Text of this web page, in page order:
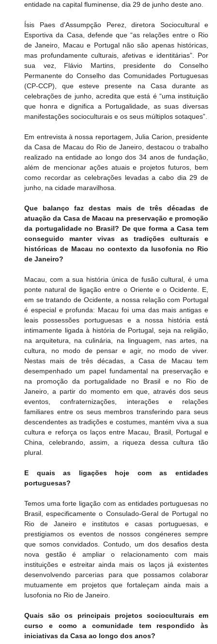
entidade na capital fluminense, dia 29 de junho deste ano.
Ísis Paes d'Assumpção Perez, diretora Sociocultural e
Esportiva da Casa, defende que “as relações entre o Rio
de Janeiro, Macau e Portugal não são apenas históricas,
mas profundamente culturais, afetivas e identitárias”. Por
sua vez, Flávio Martins, presidente do Conselho
Permanente do Conselho das Comunidades Portuguesas
(CP-CCP), que esteve presente na Casa durante as
celebrações de junho, acredita que está é “uma instituição
que honra e dignifica a Portugalidade, as suas diversas
manifestações socioculturais e os seus múltiplos sotaques”.
Em entrevista à nossa reportagem, Julia Carion, presidente
da Casa de Macau do Rio de Janeiro, destacou o trabalho
realizado na entidade ao longo dos 34 anos de fundação,
além de mencionar ações atuais e projetos futuros, bem
como recordar as celebrações levadas a cabo dia 29 de
junho, na cidade maravilhosa.
Que balanço faz destas mais de três décadas de
atuação da Casa de Macau na preservação e promoção
da portugalidade no Brasil? De que forma a Casa tem
conseguido manter vivas as tradições culturais e
históricas de Macau no contexto da lusofonia no Rio
de Janeiro?
Macau, com a sua história única de fusão cultural, é uma
ponte natural de ligação entre o Oriente e o Ocidente. E,
em se tratando de Ocidente, a nossa relação com Portugal
é especial e profunda: Macau foi uma das mais antigas e
leais possessões portuguesas e a nossa história está
intimamente ligada à história de Portugal, seja na religião,
na arquitetura, na culinária, na linguagem, nas artes, na
cultura, no modo de pensar e agir, no modo de viver.
Nestas mais de três décadas, a Casa de Macau tem
desempenhado um papel fundamental na preservação e
na promoção da portugalidade no Brasil e no Rio de
Janeiro, a partir do momento em que, através dos seus
eventos, confraternizações, interações e relações
familiares entre os seus membros transferindo para seus
descendentes as tradições e costumes, mantém viva a sua
cultura e reforça os laços entre Macau, Brasil, Portugal e
China, celebrando, assim, a riqueza dessa cultura tão
plural.
E quais as ligações hoje com as entidades
portuguesas?
Temos uma forte ligação com as entidades portuguesas no
Brasil, especificamente o Consulado-Geral de Portugal no
Rio de Janeiro e institutos e casas portuguesas, e
prestigiamos os eventos de nossos congéneres sempre
que somos convidados. Contudo, um dos desafios desta
nova gestão é ampliar o relacionamento com mais
instituições e estreitar ainda mais os laços já existentes
desenvolvendo parcerias para que possamos colaborar
mutuamente em projetos que fortaleçam ainda mais a
lusofonia no Rio de Janeiro.
Quais são os principais projetos socioculturais em
curso e como a comunidade tem respondido às
iniciativas da Casa ao longo dos anos?